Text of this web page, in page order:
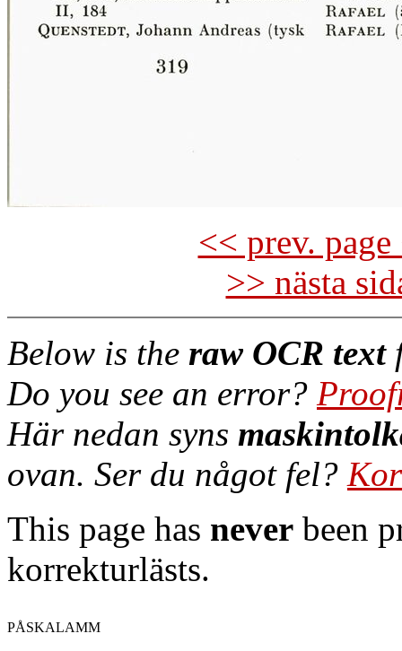
<< prev.
>> nästa
Below is the raw OCR text
Do you see an error?
Här nedan syns
ovan. Ser du något fel?
This page has never been
korrekturlästs.
PÅSKALAMM